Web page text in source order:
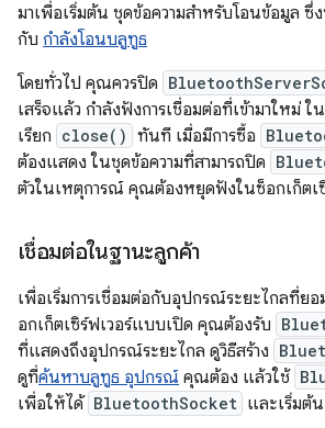
มาเพื่อเริ่มต้น ชุดข้อความสำหรับโอนข้อมูล ซึ่
กับ กำลังโอนบลูทูธ
โดยทั่วไป คุณควรปิด
เสร็จแล้ว กำลังฟังการเชื่อมต่อที่เข้ามาใหม่
เรียก close() ทันที เมื่อมีการซื้อ
ต้องแสดง ในชุดข้อความที่สามารถปิด
ตัวในเหตุการณ์ คุณต้องหยุดฟังในซ็อกเก็ตเ
เชื่อมต่อในฐานะลูกค้า
เพื่อเริ่มการเชื่อมต่อกับอุปกรณ์ระยะไกลที่ยอ
อกเก็ตเซิร์ฟเวอร์แบบเปิด คุณต้องรับ
ที่แสดงถึงอุปกรณ์ระยะไกล ดูวิธีสร้าง
ดูที่ค้นหาบลูทูธ อุปกรณ์ คุณต้อง แล้วใช้
เพื่อให้ได้ BluetoothSocket และเริ่มต้